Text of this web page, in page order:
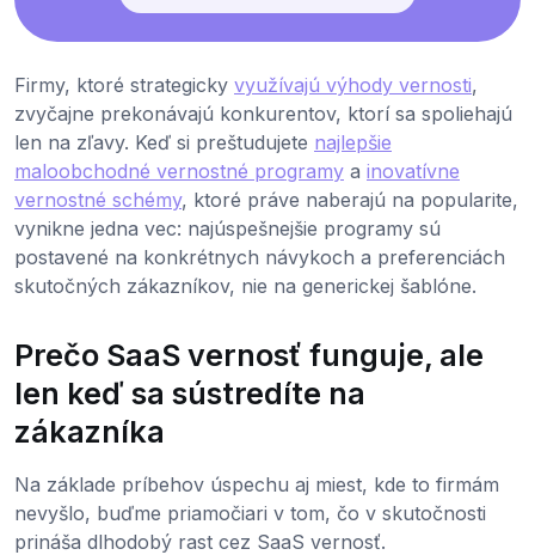
Firmy, ktoré strategicky využívajú výhody vernosti,
zvyčajne prekonávajú konkurentov, ktorí sa spoliehajú
len na zľavy. Keď si preštudujete najlepšie
maloobchodné vernostné programy a inovatívne
vernostné schémy, ktoré práve naberajú na popularite,
vynikne jedna vec: najúspešnejšie programy sú
postavené na konkrétnych návykoch a preferenciách
skutočných zákazníkov, nie na generickej šablóne.
Prečo SaaS vernosť funguje, ale
len keď sa sústredíte na
zákazníka
Na základe príbehov úspechu aj miest, kde to firmám
nevyšlo, buďme priamočiari v tom, čo v skutočnosti
prináša dlhodobý rast cez SaaS vernosť.